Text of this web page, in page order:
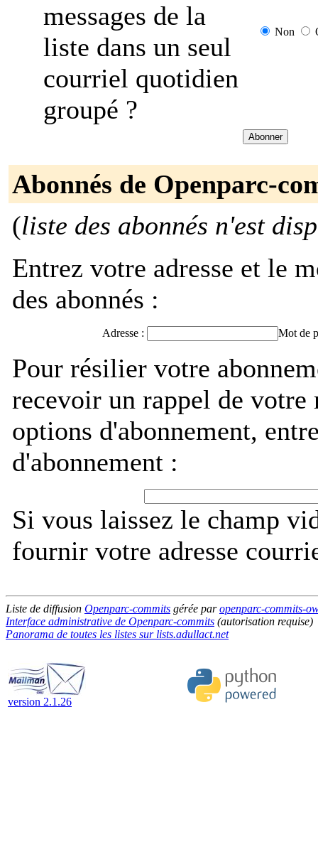
messages de la
liste dans un seul
courriel quotidien
groupé ?
Non
Abonnés de Openparc-
(liste des abonnés n'est
Entrez votre adresse et le
des abonnés :
Adresse : Mot de
Pour résilier votre
recevoir un rappel de
options d'abonnement,
d'abonnement :
Si vous laissez le champ
fournir votre adresse
Liste de diffusion Openparc-commits gérée paropenparc-commits-
Interface administrative de Openparc-commits (autorisation requise)
Panorama de toutes les listes sur lists.adullact.net
version 2.1.26